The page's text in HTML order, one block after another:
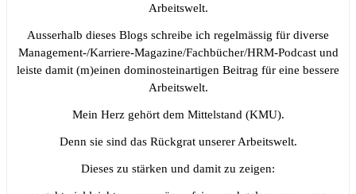
Arbeitswelt.
Ausserhalb dieses Blogs schreibe ich regelmässig für diverse
Management-/Karriere-Magazine/Fachbücher/HRM-Podcast und
leiste damit (m)einen dominosteinartigen Beitrag für eine bessere
Arbeitswelt.
Mein Herz gehört dem Mittelstand (KMU).
Denn sie sind das Rückgrat unserer Arbeitswelt.
Dieses zu stärken und damit zu zeigen: